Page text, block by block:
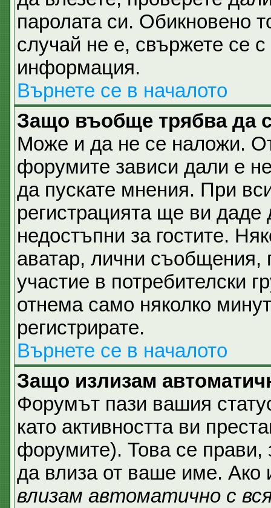
паролата си. Обикновено
случай не е, свържете се
информация.
Върнете се в началото
Защо въобще трябва да
Може и да не се наложи.
форумите зависи дали е
да пускате мнения. При
регистрацията ще ви
недостъпни за гостите.
аватар, лични
участие в потребителски
отнема само няколко
регистрирате.
Върнете се в началото
Защо излизам
Форумът пази вашия
като активността ви
форумите). Това се прави,
да влиза от ваше име. Ако
влизам автоматично с